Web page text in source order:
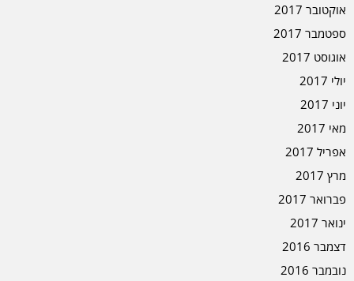
אוקטובר 2017
ספטמבר 2017
אוגוסט 2017
יולי 2017
יוני 2017
מאי 2017
אפריל 2017
מרץ 2017
פברואר 2017
ינואר 2017
דצמבר 2016
נובמבר 2016